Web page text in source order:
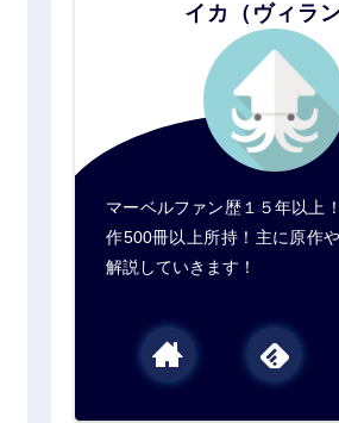
イカ（ヴィラン
マーベルファン歴１５年以上
作500冊以上所持！主に原作
解説していきます！